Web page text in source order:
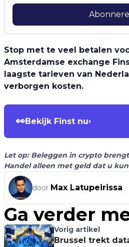
Stop met te veel betalen
Amsterdamse exchange
laagste tarieven van
verborgen kosten.
👀Bekijk Finst nu›
Let op: Beleggen in crypto
Handel alleen met geld dat u
door Max Latupeirissa
Ga verder
Vorig artikel
Brussel trekt